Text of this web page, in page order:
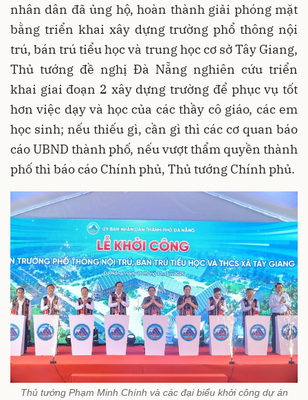
nhân dân đã ủng hộ, hoàn thành giải phóng mặt
bằng triển khai xây dựng trường phổ thông nội
trú, bán trú tiểu học và trung học cơ sở Tây Giang,
Thủ tướng đề nghị Đà Nẵng nghiên cứu triển
khai giai đoạn 2 xây dựng trường để phục vụ tốt
hơn việc dạy và học của các thầy cô giáo, các em
học sinh; nếu thiếu gì, cần gì thì các cơ quan báo
cáo UBND thành phố, nếu vượt thẩm quyền thành
phố thì báo cáo Chính phủ, Thủ tướng Chính phủ.
Thủ tướng Phạm Minh Chính và các đại biểu khởi công dự án